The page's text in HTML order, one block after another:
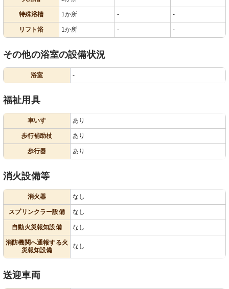
特殊浴槽 1か所 - -
リフト浴 1か所 - -
その他の浴室の設備状況
浴室 -
福祉用具
車いす あり
歩行補助杖 あり
歩行器 あり
消火設備等
消火器 なし
スプリンクラー設備 なし
自動火災報知設備 なし
消防機関へ通報する火
災報知設備
なし
送迎車両